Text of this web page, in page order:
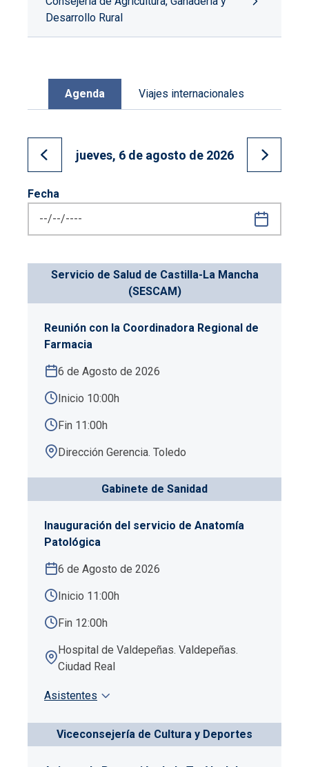
Desarrollo Rural
Agenda Viajes internacionales
Ir al día anterior
jueves, 6 de agosto de 2026
Ir al día
Fecha
Servicio de Salud de Castilla-La Mancha
(SESCAM)
Reunión con la Coordinadora Regional de
Farmacia
6 de Agosto de 2026
Inicio 10:00h
Fin 11:00h
Dirección Gerencia. Toledo
Gabinete de Sanidad
Inauguración del servicio de Anatomía
Patológica
6 de Agosto de 2026
Inicio 11:00h
Fin 12:00h
Hospital de Valdepeñas. Valdepeñas.
Ciudad Real
Asistentes
Viceconsejería de Cultura y Deportes